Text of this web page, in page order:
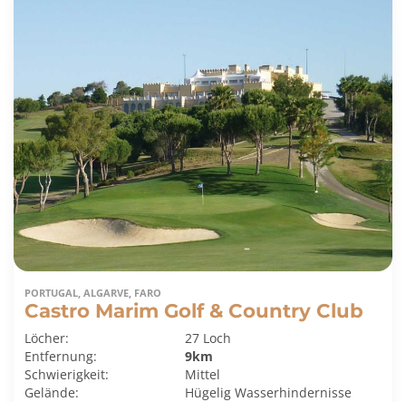
PORTUGAL, ALGARVE, FARO
Castro Marim Golf & Country Club
Löcher:
27 Loch
Entfernung:
9km
Schwierigkeit:
Mittel
Gelände:
HügeligWasserhindernisse